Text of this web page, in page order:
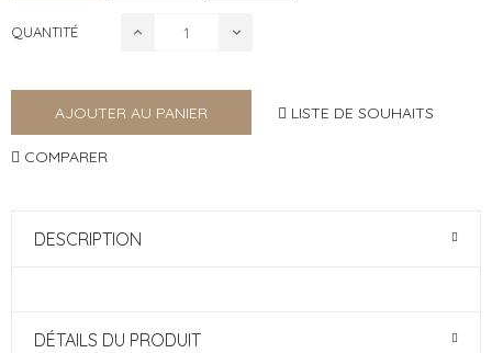
QUANTITÉ
AJOUTER AU PANIER LISTE DE SOUHAITS
COMPARER
DESCRIPTION
DÉTAILS DU PRODUIT